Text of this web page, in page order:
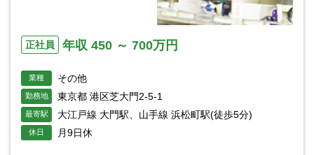
正社員 年収 450 ～ 700万円
業種 その他
勤務地 東京都 港区芝大門2-5-1
最寄駅 大江戸線 大門駅、山手線 浜松町駅(徒歩5分)
休日 月9日休